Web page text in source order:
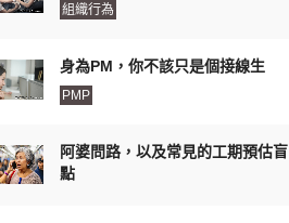
組織行為
身為PM，你不該只是個接線生
PMP
阿婆問路，以及常見的工期預估盲
點